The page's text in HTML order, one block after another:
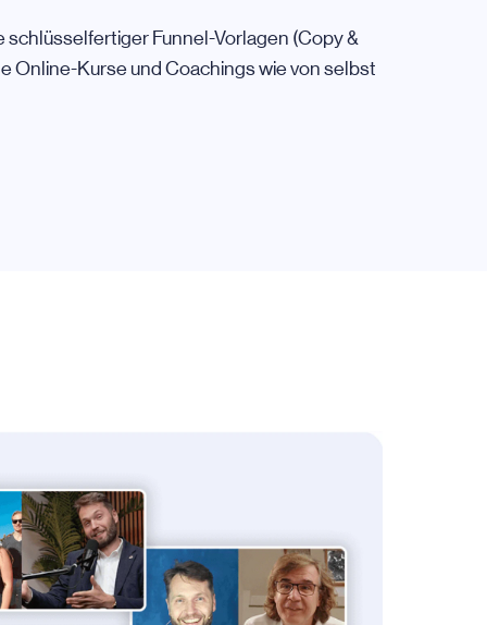
schlüsselfertiger Funnel-Vorlagen (Copy &
Online-Kurse und Coachings wie von selbst